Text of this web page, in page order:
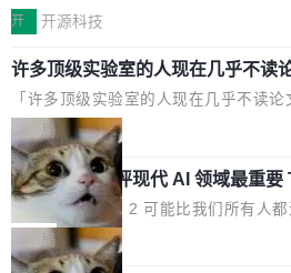
页面的文本，然后把文本丢给大模型，
段回答。仅此而已。 这当然有用，但总
意思。比如我在一个后台管理系统里，
个表单字段，每个字段还有联动逻辑；
想...
与80PLUS钛金能效；支持ATX 3.1与
规范，结合服务器级元件、完善供电线
实时LCD监控屏，可充分满足当下高阶
的严苛使用需求。 澎湃功率，紧凑机身
600PG5 AI TOP具备强悍输出功率，同
机身尺寸大幅精简。整机长度仅16厘米
功率段机身尺寸十分紧凑的1600W电源
巧机身有效提升市面主流标准A...
的价值重构。全球全案品牌代理机构市
复合增长率达5.44%,预计2032年将突
元。数字广告与公共关系相关服务市场
25年的8463亿美元扩张至2026年的
元。数字的背后是一个清晰的事实——
业化营销服务的需求从未如此迫切。 但
的同时,服务商的竞争逻辑正在改变。
Agency年度合辑的观察指出,“产品”这个
者最近的载体,在整个品牌营销层面的权
开 开源科技
许多顶级实验室的人现在几乎不读
了
「许多顶级实验室的人现在几乎不读论
且他们认为 ICLR/ICML/NeurIPS 充斥
度宣传和欺诈。」 OpenAI 研究员
n 这条推文引发了广泛讨论。他不是在
话，他是说出了一个圈内人尽皆知但很
破的事实。 Jordan 随后补充了一句软
「我不认为这些会议上大部分论文都在
局
xAI 前工程师评现代 AI 领域最重要
3 开源项目
Flash Attention 2 可能比我们所有人都
这句话不是来自某个技术博客，而是出
Pham 的一条推文。Hieu Pham 是谁？
局